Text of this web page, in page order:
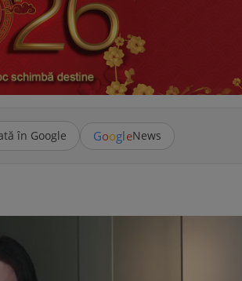
în Google GoogleNews